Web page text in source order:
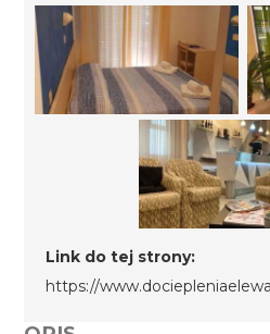
Link do tej strony:
https://